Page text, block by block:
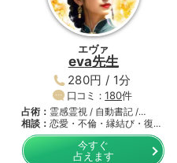
エヴァ
eva先生
280円 / 1分
口コミ：180件
占術： 霊感霊視 / 自動書記 /…
相談：恋愛・不倫・縁結び・復活
愛…
今すぐ
占えます